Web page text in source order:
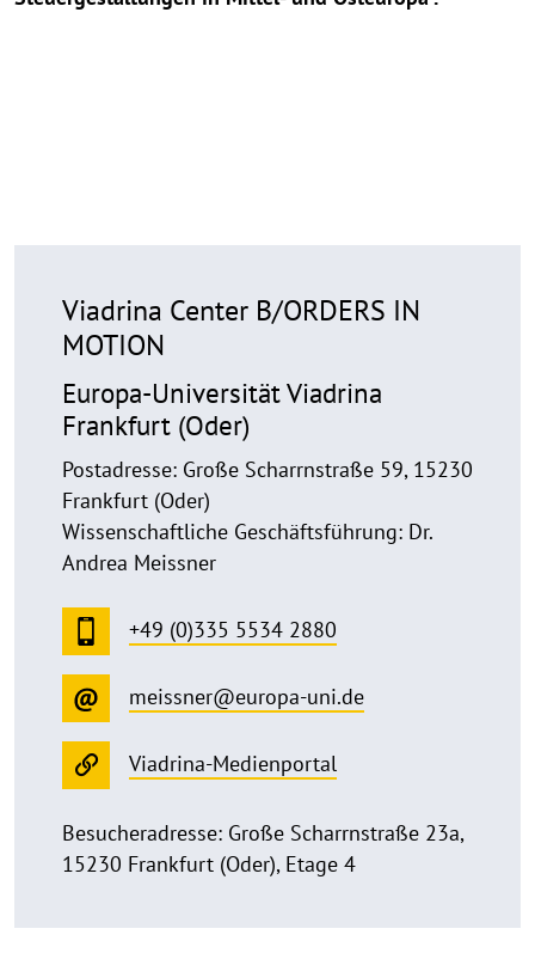
Viadrina Center B/ORDERS IN
MOTION
Europa-Universität Viadrina
Frankfurt (Oder)
Postadresse: Große Scharrnstraße 59, 15230
Frankfurt (Oder)
Wissenschaftliche Geschäftsführung: Dr.
Andrea Meissner
+49 (0)335 5534 2880
meissner@europa-uni.de
Viadrina-Medienportal
Besucheradresse: Große Scharrnstraße 23a,
15230 Frankfurt (Oder), Etage 4